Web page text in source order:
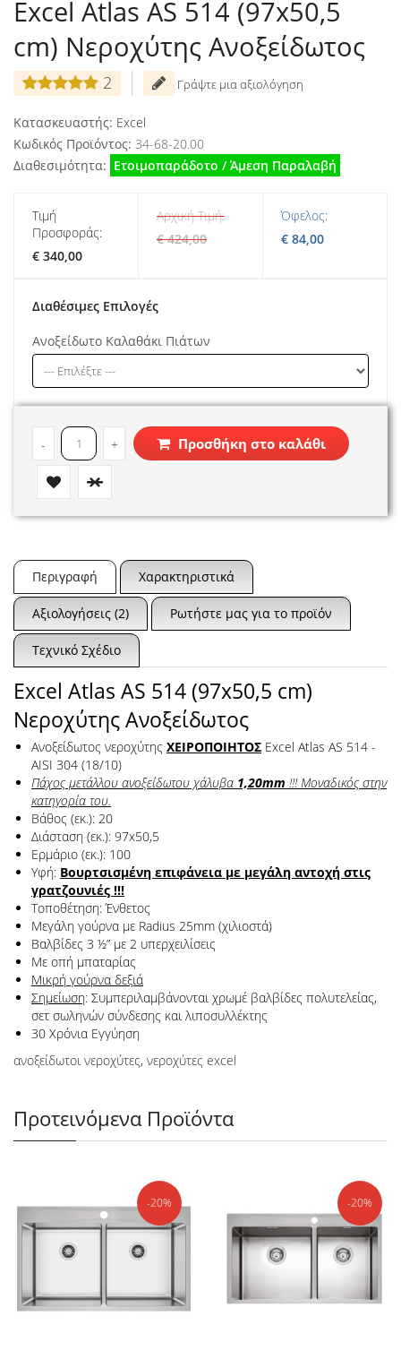
Excel Atlas AS 514 (97x50,5
cm) Νεροχύτης Ανοξείδωτος
2 Γράψτε μια αξιολόγηση
Κατασκευαστής: Excel
Κωδικός Προϊόντος: 34-68-20.00
Διαθεσιμότητα: Ετοιμοπαράδοτο / Άμεση Παραλαβή
Τιμή
Προσφοράς:
€ 340,00
Αρχική Τιμή:
€ 424,00
Όφελος:
€ 84,00
Διαθέσιμες Επιλογές
Ανοξείδωτο Καλαθάκι Πιάτων
- + Προσθήκη στο καλάθι
Περιγραφή Χαρακτηριστικά
Αξιολογήσεις (2) Ρωτήστε μας για το προϊόν
Τεχνικό Σχέδιο
Excel Atlas AS 514 (97x50,5 cm)
Νεροχύτης Ανοξείδωτος
Ανοξείδωτος νεροχύτης ΧΕΙΡΟΠΟΙΗΤΟΣ Excel Atlas AS 514 -
AISI 304 (18/10)
Πάχος μετάλλου ανοξείδωτου χάλυβα 1,20mm !!! Μοναδικός στην
κατηγορία του.
Βάθος (εκ.): 20
Διάσταση (εκ.): 97x50,5
Ερμάριο (εκ.): 100
Υφή: Βουρτσισμένη επιφάνεια με μεγάλη αντοχή στις
γρατζουνιές !!!
Τοποθέτηση: Ένθετος
Μεγάλη γούρνα με Radius 25mm (χιλιοστά)
Βαλβίδες 3 ½” με 2 υπερχειλίσεις
Με οπή μπαταρίας
Μικρή γούρνα δεξιά
Σημείωση: Συμπεριλαμβάνονται χρωμέ βαλβίδες πολυτελείας,
σετ σωληνών σύνδεσης και λιποσυλλέκτης
30 Χρόνια Εγγύηση
ανοξείδωτοι νεροχύτες, νεροχύτες excel
Προτεινόμενα Προϊόντα
-20% -20%